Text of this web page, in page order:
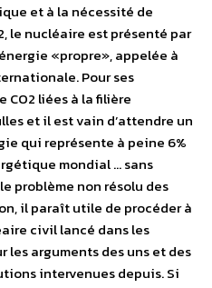
et à la nécessité de
le nucléaire est présenté par
«propre», appelée à
Pour ses
CO2 liées à la filière
et il est vain d’attendre un
qui représente à peine 6%
mondial … sans
problème non résolu des
il paraît utile de procéder à
civil lancé dans les
les arguments des uns et des
intervenues depuis. Si